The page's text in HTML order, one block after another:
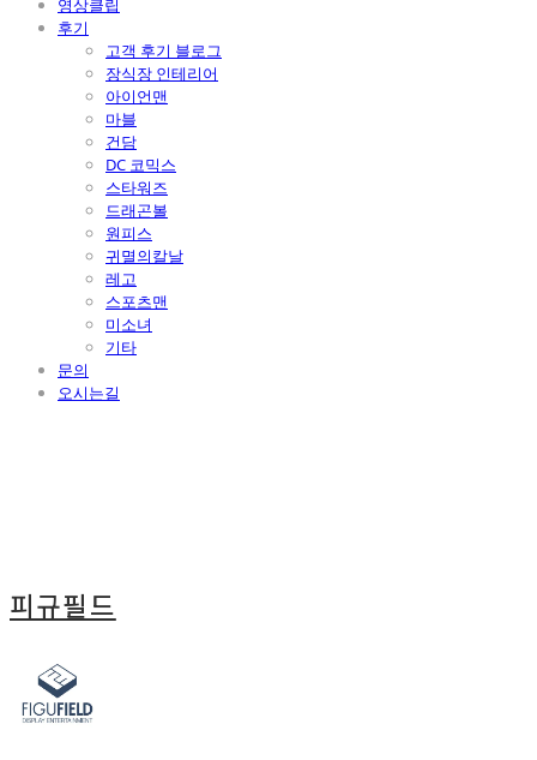
영상클립
후기
고객 후기 블로그
장식장 인테리어
아이언맨
마블
건담
DC 코믹스
스타워즈
드래곤볼
원피스
귀멸의칼날
레고
스포츠맨
미소녀
기타
문의
오시는길
피규필드